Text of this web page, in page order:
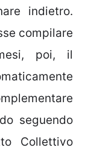
indietro.
compilare
poi, il
seguendo
Collettivo